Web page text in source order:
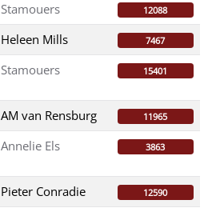
Stamouers 12088
Heleen Mills 7467
Stamouers 15401
AM van Rensburg 11965
Annelie Els 3863
Pieter Conradie 12590